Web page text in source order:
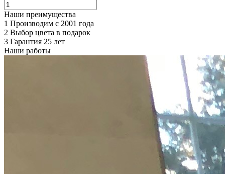
Наши преимущества
1 Производим с 2001 года
2 Выбор цвета в подарок
3 Гарантия 25 лет
Наши работы